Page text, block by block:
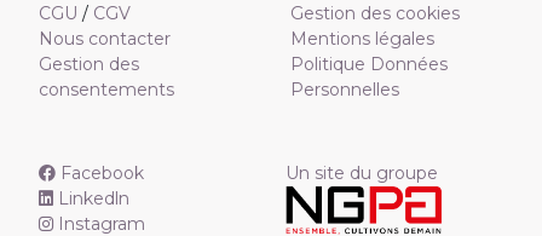
CGU / CGV
Nous contacter
Gestion des
consentements
Gestion des cookies
Mentions légales
Politique Données
Personnelles
Facebook
Linkedln
Instagram
Un site du groupe